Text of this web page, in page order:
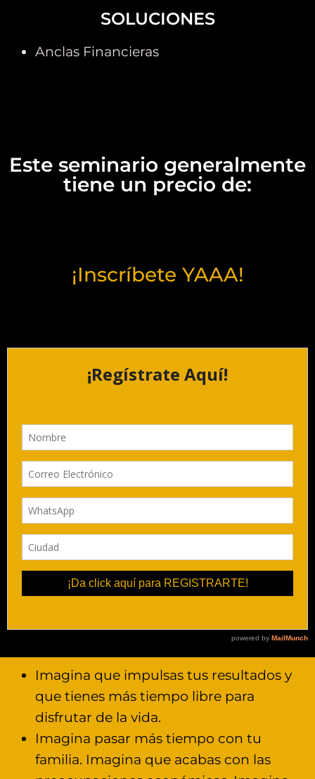
SOLUCIONES
Anclas Financieras
Este seminario generalmente
tiene un precio de:
¡Inscríbete YAAA!
Imagina que impulsas tus resultados y
que tienes más tiempo libre para
disfrutar de la vida.
Imagina pasar más tiempo con tu
familia. Imagina que acabas con las